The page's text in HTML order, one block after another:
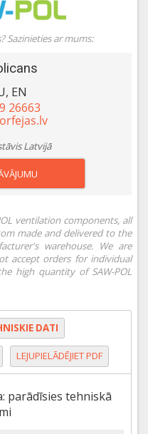
Sazinieties ar mums:
EN
26663
Latvijā
ventilation components, all
made and delivered to the
warehouse. We are
accept orders for individual
high quantity of SAW-POL
DATI
LEJUPIELĀDĒJIET PDF
parādīsies tehniskā